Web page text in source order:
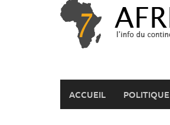
ACCUEIL POLITIQUE